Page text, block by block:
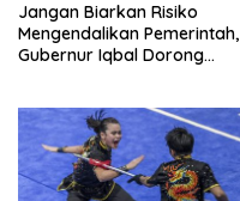
Jangan Biarkan Risiko
Mengendalikan Pemerintah,
Gubernur Iqbal Dorong